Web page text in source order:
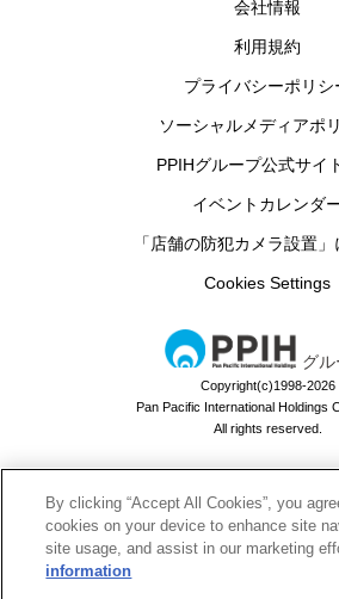
会社情報
利用規約
プライバシーポリシ
ソーシャルメディアポ
PPIHグループ公式サイ
イベントカレンダ
「店舗の防犯カメラ設置
Cookies Settings
グ
Copyright(c)1998-2026
Pan Pacific International Holdings
All rights reserved.
By clicking “Accept All Cookies”, you
cookies on your device to enhance site
site usage, and assist in our marketing
information
ドン・キホーテのお買い物ア
ドンキでお買い物するなら必須